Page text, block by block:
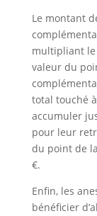
Le montant
multipliant le
valeur du
total touché
accumuler
pour leur
du point de
€.
Enfin, les
bénéficier